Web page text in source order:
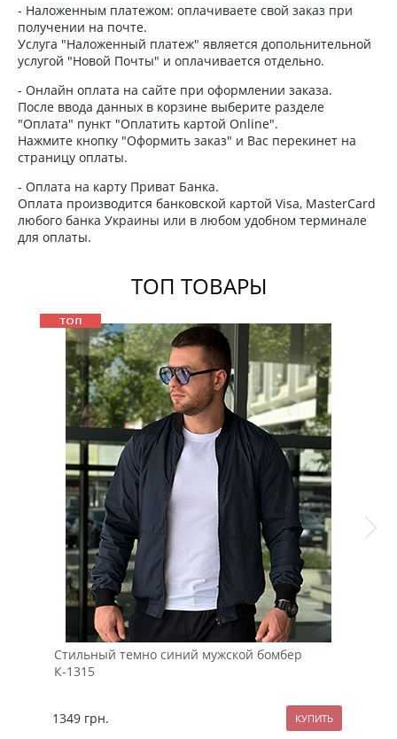
- Наложенным платежом: оплачиваете свой заказ при
получении на почте.
Услуга "Наложенный платеж" является допольнительной
услугой "Новой Почты" и оплачивается отдельно.
- Онлайн оплата на сайте при оформлении заказа.
После ввода данных в корзине выберите разделе
"Оплата" пункт "Оплатить картой Online".
Нажмите кнопку "Оформить заказ" и Вас перекинет на
страницу оплаты.
- Оплата на карту Приват Банка.
Оплата производится банковской картой Visa, MasterCard
любого банка Украины или в любом удобном терминале
для оплаты.
ТОП ТОВАРЫ
Стильный темно синий мужской бомбер
К-1315
1349 грн.